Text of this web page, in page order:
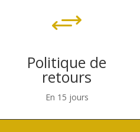
+
Politique de
retours
En 15 jours